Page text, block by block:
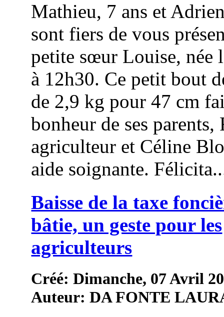
Mathieu, 7 ans et
sont fiers de vous
petite sœur Louise, née
à 12h30. Ce petit bout
de 2,9 kg pour 47 cm
bonheur de ses parents,
agriculteur et Céline
aide soignante.
Baisse de la taxe
bâtie, un geste pour les
agriculteurs
Créé: Dimanche, 07 Avril
Auteur: DA FONTE